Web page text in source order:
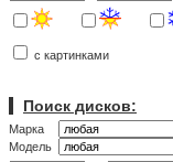
с картинками
Поиск дисков:
Марка
Модель